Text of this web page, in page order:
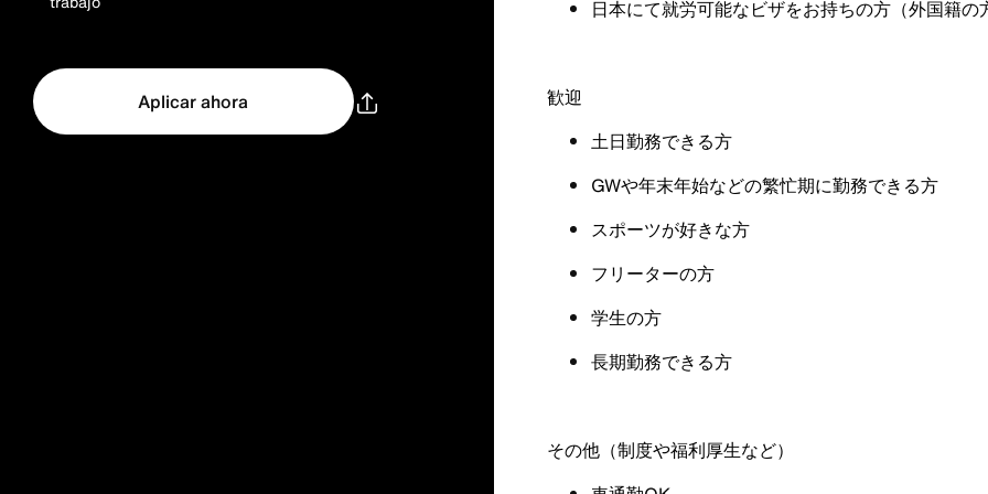
Aplicar ahora
日本にて就労可能なビザをお持ちの方（外国籍の
歓迎
土日勤務できる方
GWや年末年始などの繁忙期に勤務できる方
スポーツが好きな方
フリーターの方
学生の方
長期勤務できる方
その他（制度や福利厚生など）